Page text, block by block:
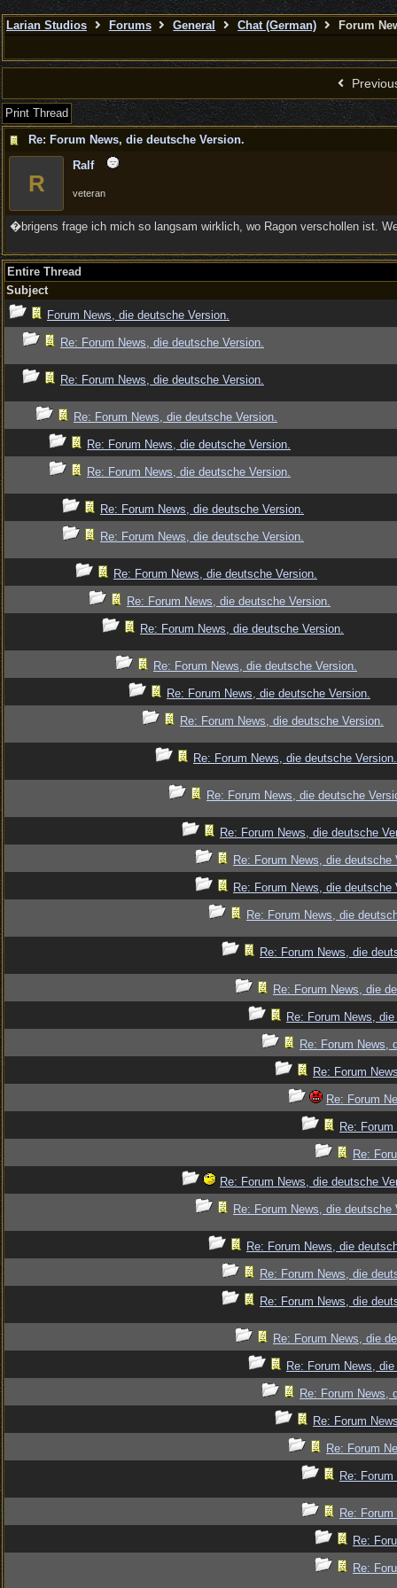
Larian Studios Forums General Chat (German) Forum
Print Thread
Re: Forum News, die deutsche Version.
R
Ralf
veteran
�brigens frage ich mich so langsam wirklich, wo Ragon verschollen ist.
Entire Thread
Subject
Forum News, die deutsche Version.
Re: Forum News, die deutsche Version.
Re: Forum News, die deutsche Version.
Re: Forum News, die deutsche Version.
Re: Forum News, die deutsche Version.
Re: Forum News, die deutsche Version.
Re: Forum News, die deutsche Version.
Re: Forum News, die deutsche Version.
Re: Forum News, die deutsche Version.
Re: Forum News, die deutsche Version.
Re: Forum News, die deutsche Version.
Re: Forum News, die deutsche Version.
Re: Forum News, die deutsche Version.
Re: Forum News, die deutsche Version.
Re: Forum News, die deutsche Version.
Re: Forum News, die deutsche
Re: Forum News, die deutsche
Re: Forum News, die deutsche
Re: Forum News, die deutsche
Re: Forum News, die
Re: Forum News, die
Re: Forum News, die
Re: Forum News,
Re: Forum News,
Re: Forum
Re: Forum
Re:
Re:
Re: Forum News, die deutsche
Re: Forum News, die deutsche
Re: Forum News, die
Re: Forum News, die
Re: Forum News, die
Re: Forum News, die
Re: Forum News,
Re: Forum News,
Re: Forum
Re: Forum
Re:
Re:
Re:
Re: